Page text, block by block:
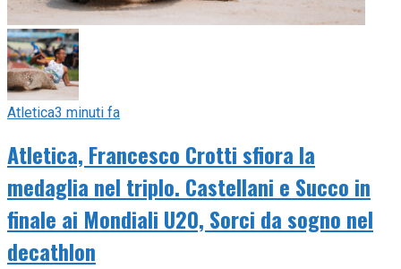
Atletica3 minuti fa
Atletica, Francesco Crotti sfiora la
medaglia nel triplo. Castellani e Succo in
finale ai Mondiali U20, Sorci da sogno nel
decathlon